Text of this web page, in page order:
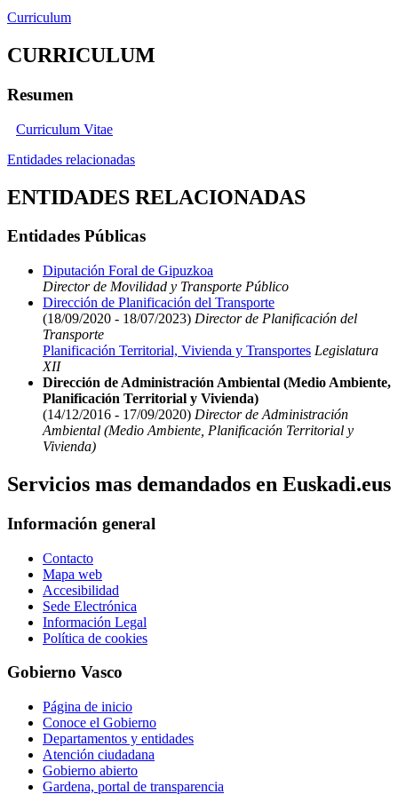
Curriculum
CURRICULUM
Resumen
Curriculum Vitae
Entidades relacionadas
ENTIDADES RELACIONADAS
Entidades Públicas
Diputación Foral de Gipuzkoa
Director de Movilidad y Transporte Público
Dirección de Planificación del Transporte
(18/09/2020 - 18/07/2023) Director de Planificación del
Transporte
Planificación Territorial, Vivienda y Transportes Legislatura
XII
Dirección de Administración Ambiental (Medio Ambiente,
Planificación Territorial y Vivienda)
(14/12/2016 - 17/09/2020) Director de Administración
Ambiental (Medio Ambiente, Planificación Territorial y
Vivienda)
Servicios mas demandados en Euskadi.eus
Información general
Contacto
Mapa web
Accesibilidad
Sede Electrónica
Información Legal
Política de cookies
Gobierno Vasco
Página de inicio
Conoce el Gobierno
Departamentos y entidades
Atención ciudadana
Gobierno abierto
Gardena, portal de transparencia